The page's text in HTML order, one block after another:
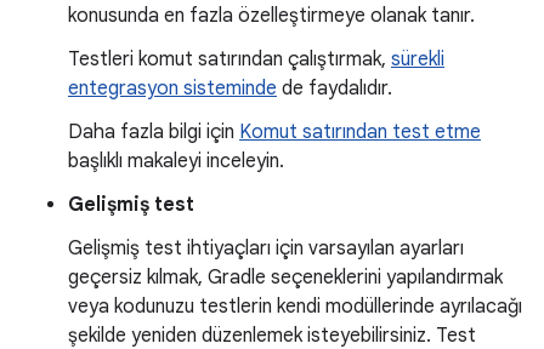
konusunda en fazla özelleştirmeye olanak tanır.
Testleri komut satırından çalıştırmak, sürekli
entegrasyon sisteminde de faydalıdır.
Daha fazla bilgi için Komut satırından test etme
başlıklı makaleyi inceleyin.
Gelişmiş test
Gelişmiş test ihtiyaçları için varsayılan ayarları
geçersiz kılmak, Gradle seçeneklerini yapılandırmak
veya kodunuzu testlerin kendi modüllerinde ayrılacağı
şekilde yeniden düzenlemek isteyebilirsiniz. Test